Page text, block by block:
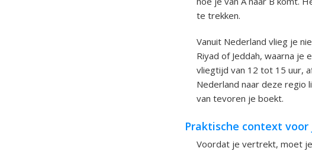
te trekken.
Vanuit Nederland vlieg je
Riyad of Jeddah, waarna je
vliegtijd van 12 tot 15 uur,
Nederland naar deze regio
van tevoren je boekt.
Praktische context voor
Voordat je vertrekt, moet